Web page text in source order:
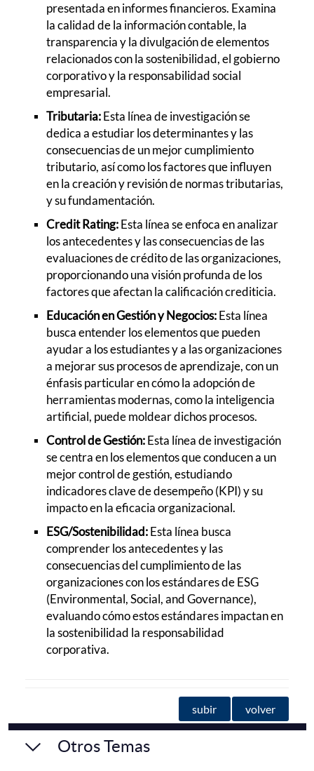
presentada en informes financieros. Examina
la calidad de la información contable, la
transparencia y la divulgación de elementos
relacionados con la sostenibilidad, el gobierno
corporativo y la responsabilidad social
empresarial.
Tributaria:Esta línea de investigación se
dedica a estudiar los determinantes y las
consecuencias de un mejor cumplimiento
tributario, así como los factores que influyen
en la creación y revisión de normas tributarias,
y su fundamentación.
Credit Rating:Esta línea se enfoca en analizar
los antecedentes y las consecuencias de las
evaluaciones de crédito de las organizaciones,
proporcionando una visión profunda de los
factores que afectan la calificación crediticia.
Educación en Gestión y Negocios:Esta línea
busca entender los elementos que pueden
ayudar a los estudiantes y a las organizaciones
a mejorar sus procesos de aprendizaje, con un
énfasis particular en cómo la adopción de
herramientas modernas, como la inteligencia
artificial, puede moldear dichos procesos.
Control de Gestión:Esta línea de investigación
se centra en los elementos que conducen a un
mejor control de gestión, estudiando
indicadores clave de desempeño (KPI) y su
impacto en la eficacia organizacional.
ESG/Sostenibilidad:Esta línea busca
comprender los antecedentes y las
consecuencias del cumplimiento de las
organizaciones con los estándares de ESG
(Environmental, Social, and Governance),
evaluando cómo estos estándares impactan en
la sostenibilidad la responsabilidad
corporativa.
subir volver
Otros Temas